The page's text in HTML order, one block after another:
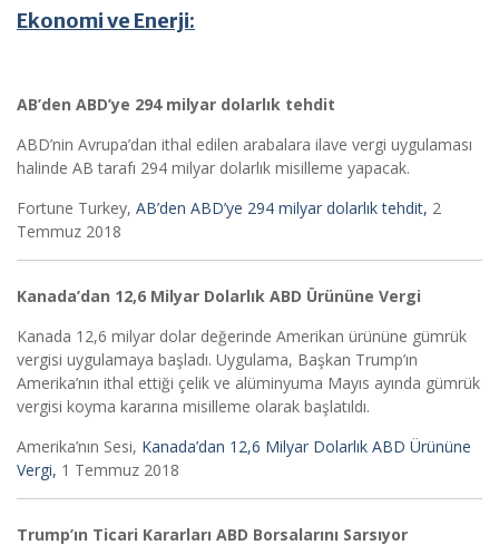
Ekonomi ve Enerji:
AB’den ABD’ye 294 milyar dolarlık tehdit
ABD’nin Avrupa’dan ithal edilen arabalara ilave vergi uygulaması
halinde AB tarafı 294 milyar dolarlık misilleme yapacak.
Fortune Turkey, AB’den ABD’ye 294 milyar dolarlık tehdit, 2
Temmuz 2018
Kanada’dan 12,6 Milyar Dolarlık ABD Ürününe Vergi
Kanada 12,6 milyar dolar değerinde Amerikan ürününe gümrük
vergisi uygulamaya başladı. Uygulama, Başkan Trump’ın
Amerika’nın ithal ettiği çelik ve alüminyuma Mayıs ayında gümrük
vergisi koyma kararına misilleme olarak başlatıldı.
Amerika’nın Sesi, Kanada’dan 12,6 Milyar Dolarlık ABD Ürününe
Vergi, 1 Temmuz 2018
Trump’ın Ticari Kararları ABD Borsalarını Sarsıyor